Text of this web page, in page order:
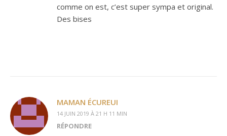
comme on est, c’est super sympa et original.
Des bises
MAMAN ÉCUREUI
14 JUIN 2019 À 21 H 11 MIN
RÉPONDRE